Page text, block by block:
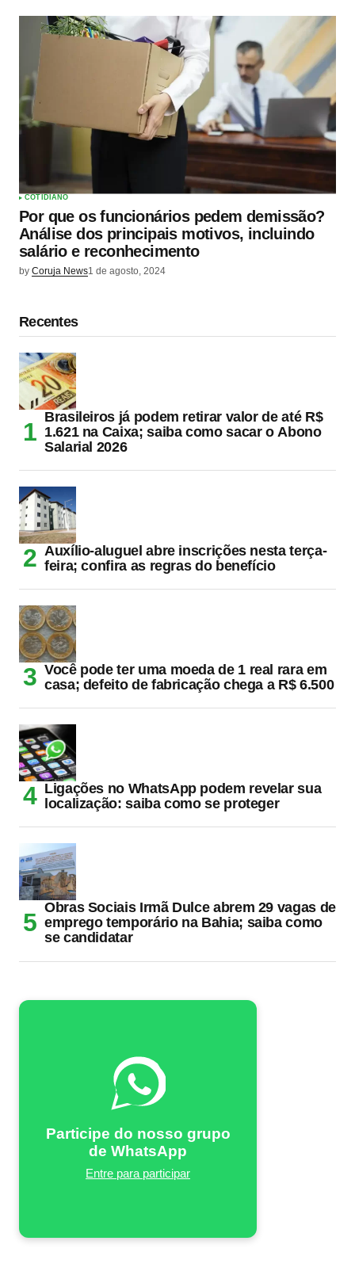
COTIDIANO
Por que os funcionários pedem demissão?
Análise dos principais motivos, incluindo
salário e reconhecimento
by Coruja News1 de agosto, 2024
Recentes
Brasileiros já podem retirar valor de até R$
1.621 na Caixa; saiba como sacar o Abono
Salarial 2026
Auxílio-aluguel abre inscrições nesta terça-
feira; confira as regras do benefício
Você pode ter uma moeda de 1 real rara em
casa; defeito de fabricação chega a R$ 6.500
Ligações no WhatsApp podem revelar sua
localização: saiba como se proteger
Obras Sociais Irmã Dulce abrem 29 vagas de
emprego temporário na Bahia; saiba como
se candidatar
Participe do nosso grupo
de WhatsApp
Entre para participar